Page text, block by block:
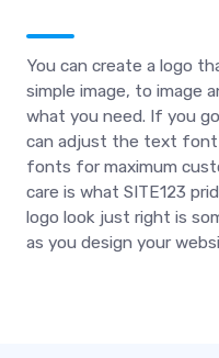
You can create a logo
simple image, to image
what you need. If you
can adjust the text font
fonts for maximum
care is what SITE123
logo look just right is
as you design your